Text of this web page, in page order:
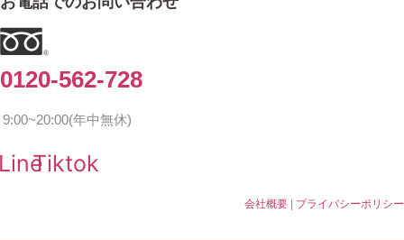
0120-562-728
9:00~20:00(年中無休)
Tiktok
会社概要 | プライバシーポリシー